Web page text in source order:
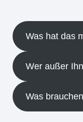
Was hat das
Wer außer
Was